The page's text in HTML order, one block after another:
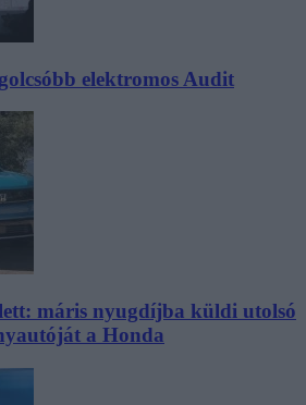
elektromos Audit
máris nyugdíjba küldi utolsó
a Honda